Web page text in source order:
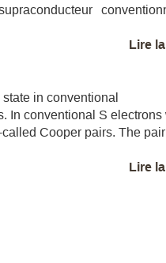
Lire
in conventional
In conventional S electrons
Cooper pairs. The pair
Lire